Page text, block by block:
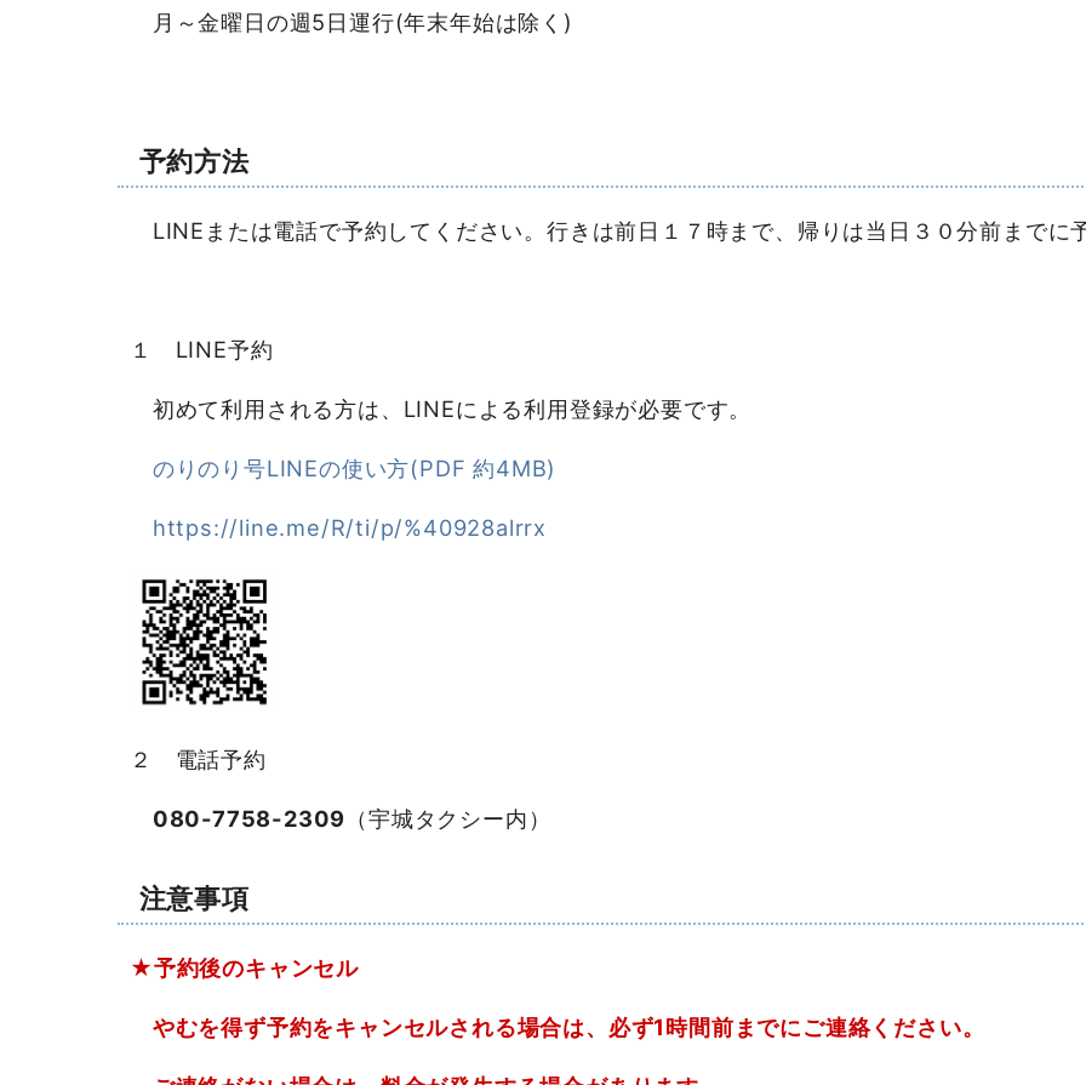
月～金曜日の週5日運行(年末年始は除く)
予約方法
LINEまたは電話で予約してください。行きは前日１７時まで、帰りは当日３０分前までに
１ LINE予約
初めて利用される方は、LINEによる利用登録が必要です。
のりのり号LINEの使い方(PDF 約4MB)
https://line.me/R/ti/p/%40928alrrx
２ 電話予約
080-7758-2309 （宇城タクシー内）
注意事項
★予約後のキャンセル
やむを得ず予約をキャンセルされる場合は、必ず1時間前までにご連絡ください。